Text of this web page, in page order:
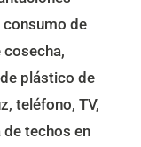
de
plástico de
teléfono, TV,
techos en